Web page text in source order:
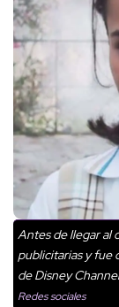
Antes de llegar al
publicitarias y fue
de Disney
Redes sociales